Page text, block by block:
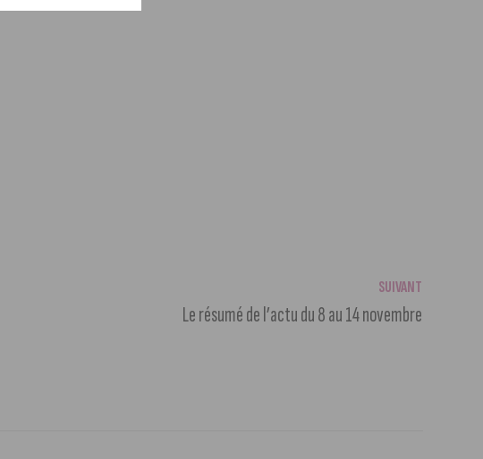
SUIVANT
Le résumé de l’actu du 8 au 14 novembre